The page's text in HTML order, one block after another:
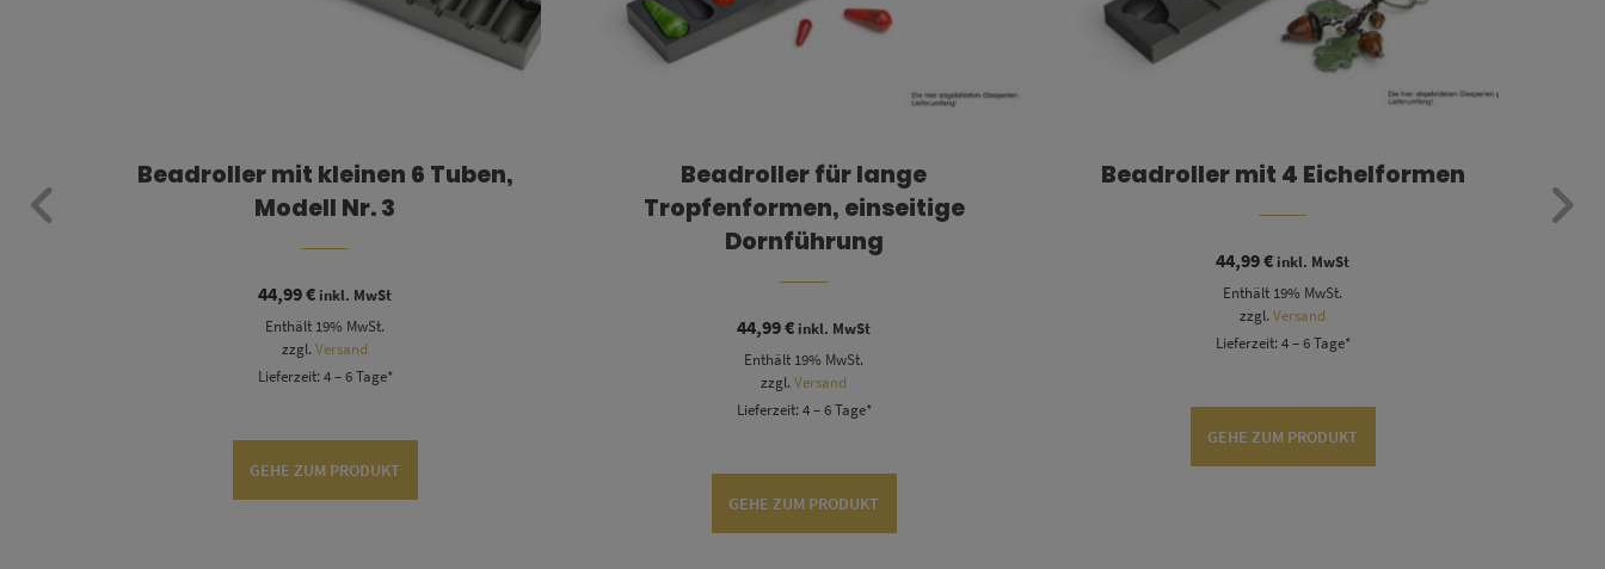
Beadroller mit kleinen 6 Tuben,
Modell Nr. 3
44,99€ inkl. MwSt
Enthält 19% MwSt.
zzgl.Versand
Lieferzeit: 4 – 6 Tage*
GEHE ZUM PRODUKT
Beadroller für lange
Tropfenformen, einseitige
Dornführung
44,99€ inkl. MwSt
Enthält 19% MwSt.
zzgl.Versand
Lieferzeit: 4 – 6 Tage*
GEHE ZUM PRODUKT
Beadroller mit 4 Eichelformen
44,99€ inkl. MwSt
Enthält 19% MwSt.
zzgl.Versand
Lieferzeit: 4 – 6 Tage*
GEHE ZUM PRODUKT